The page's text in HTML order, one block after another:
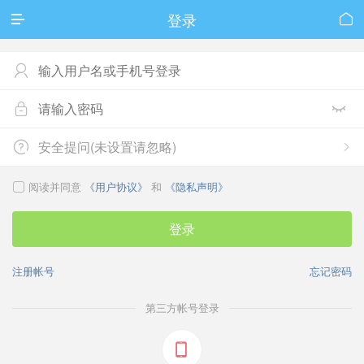
 登录 

 
 
安全提问(未设置请忽略)
 阅读并同意 《用户协议》 和 《隐私声明》
登录
忘记密码
注册帐号
第三方帐号登录
